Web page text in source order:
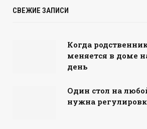
СВЕЖИЕ ЗАПИСИ
Когда
меняется в доме
день
Один стол на
нужна